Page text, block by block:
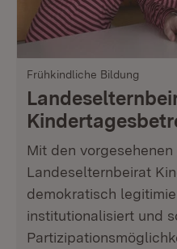
Frühkindliche Bildung
Mit den
Landeselternbeirat
demokratisch
institutionalisiert und